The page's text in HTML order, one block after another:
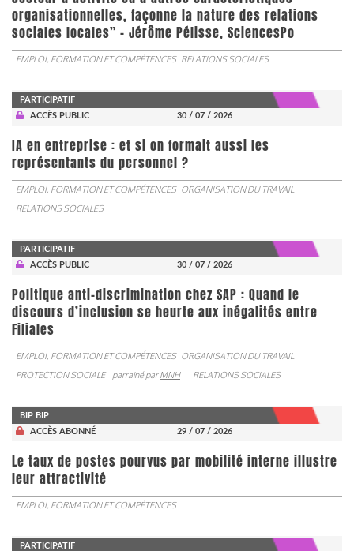
organisationnelles, façonne la nature des relations
sociales locales” - Jérôme Pélisse, SciencesPo
EMPLOI, FORMATION ET COMPÉTENCES RELATIONS SOCIALES
PARTICIPATIF
ACCÈS PUBLIC
30 / 07 / 2026
IA en entreprise : et si on formait aussi les
représentants du personnel ?
EMPLOI, FORMATION ET COMPÉTENCES ORGANISATION DU TRAVAIL
RELATIONS SOCIALES
PARTICIPATIF
ACCÈS PUBLIC
30 / 07 / 2026
Politique anti-discrimination chez SAP : Quand le
discours d’inclusion se heurte aux inégalités entre
Filiales
EMPLOI, FORMATION ET COMPÉTENCES ORGANISATION DU TRAVAIL
PROTECTION SOCIALE
parrainé parMNH RELATIONS SOCIALES
BIP BIP
ACCÈS ABONNÉ
29 / 07 / 2026
Le taux de postes pourvus par mobilité interne illustre
leur attractivité
EMPLOI, FORMATION ET COMPÉTENCES
PARTICIPATIF